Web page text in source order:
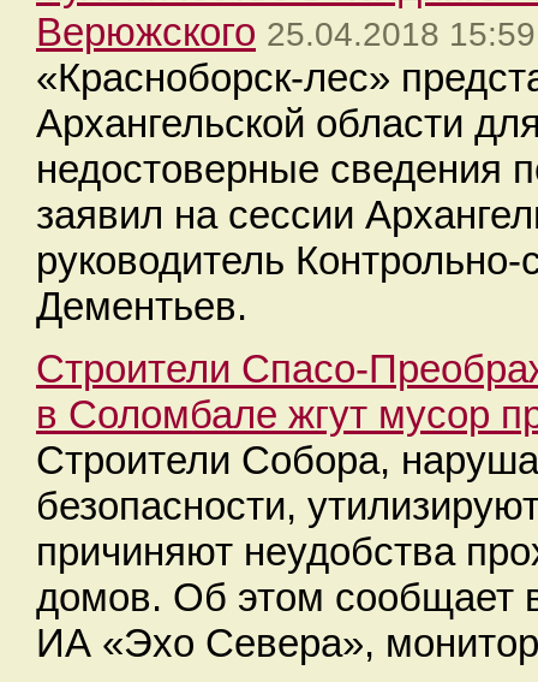
Верюжского 25.04.2018 15:59
«Красноборск-лес»
Архангельской области
недостоверные сведения
заявил на сессии
руководитель
Дементьев.
Строители Спасо-
в Соломбале жгут мусор
Строители Собора,
безопасности,
причиняют неудобства
домов. Об этом сообщает
ИА «Эхо Севера»,